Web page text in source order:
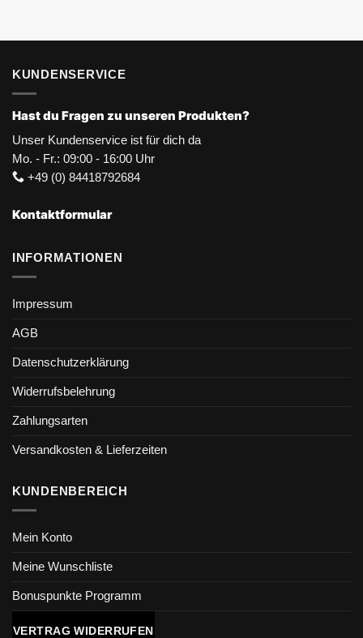
KUNDENSERVICE
Hast du Fragen zu unseren Produkten?
Unser Kundenservice ist für dich da
Mo. - Fr.: 09:00 - 16:00 Uhr
+49 (0) 84418792684
Kontaktformular
INFORMATIONEN
Impressum
AGB
Datenschutzerklärung
Widerrufsbelehrung
Zahlungsarten
Versandkosten & Lieferzeiten
KUNDENBEREICH
Mein Konto
Meine Wunschliste
Bonuspunkte Programm
VERTRAG WIDERRUFEN